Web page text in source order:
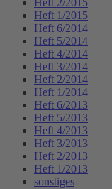
Heft 2/2015
Heft 1/2015
Heft 6/2014
Heft 5/2014
Heft 4/2014
Heft 3/2014
Heft 2/2014
Heft 1/2014
Heft 6/2013
Heft 5/2013
Heft 4/2013
Heft 3/2013
Heft 2/2013
Heft 1/2013
sonstiges